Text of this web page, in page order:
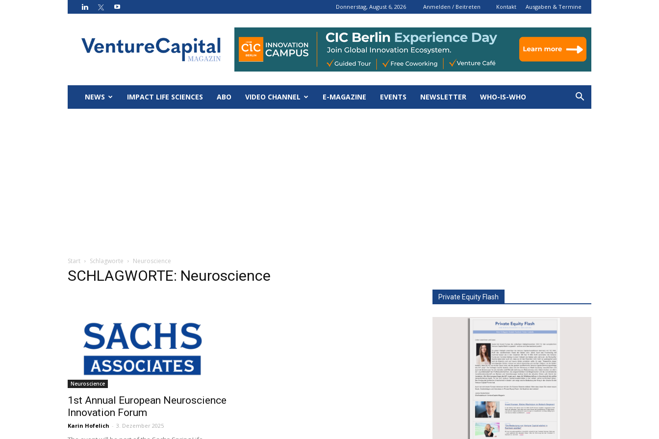
Donnerstag, August 6, 2026 Anmelden / Beitreten Kontakt Ausgaben & Termine
Magazin
NEWS IMPACT LIFE SCIENCES ABO VIDEO CHANNEL E-MAGAZINE EVENTS NEWSLETTER WHO-IS-WHO
Start Schlagworte Neuroscience
SCHLAGWORTE: Neuroscience
Neuroscience
1st Annual European Neuroscience
Innovation Forum
Karin Hofelich - 3. Dezember 2025
Private Equity Flash